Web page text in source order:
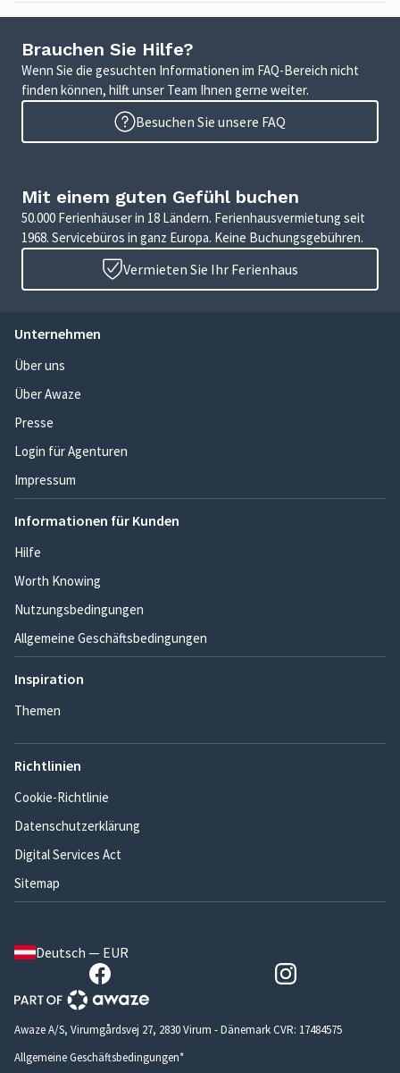
Brauchen Sie Hilfe?
Wenn Sie die gesuchten Informationen im FAQ-Bereich nicht
finden können, hilft unser Team Ihnen gerne weiter.
Besuchen Sie unsere FAQ
Mit einem guten Gefühl buchen
50.000 Ferienhäuser in 18 Ländern. Ferienhausvermietung seit
1968. Servicebüros in ganz Europa. Keine Buchungsgebühren.
Vermieten Sie Ihr Ferienhaus
Unternehmen
Über uns
Über Awaze
Presse
Login für Agenturen
Impressum
Informationen für Kunden
Hilfe
Worth Knowing
Nutzungsbedingungen
Allgemeine Geschäftsbedingungen
Inspiration
Themen
Richtlinien
Cookie-Richtlinie
Datenschutzerklärung
Digital Services Act
Sitemap
Deutsch — EUR
Awaze A/S, Virumgårdsvej 27, 2830 Virum - Dänemark CVR: 17484575
Allgemeine Geschäftsbedingungen*